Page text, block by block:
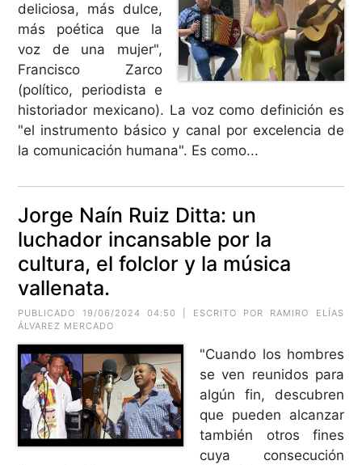
deliciosa, más dulce,
más poética que la
voz de una mujer",
Francisco Zarco
(político, periodista e
historiador mexicano). La voz como definición es
"el instrumento básico y canal por excelencia de
la comunicación humana". Es como...
Jorge Naín Ruiz Ditta: un
luchador incansable por la
cultura, el folclor y la música
vallenata.
PUBLICADO 19/06/2024 04:50 | ESCRITO POR RAMIRO ELÍAS
ÁLVAREZ MERCADO
"Cuando los hombres
se ven reunidos para
algún fin, descubren
que pueden alcanzar
también otros fines
cuya consecución